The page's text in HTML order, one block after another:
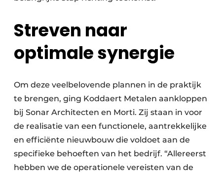
Streven naar
optimale synergie
Om deze veelbelovende plannen in de praktijk
te brengen, ging Koddaert Metalen aankloppen
bij Sonar Architecten en Morti. Zij staan in voor
de realisatie van een functionele, aantrekkelijke
en efficiënte nieuwbouw die voldoet aan de
specifieke behoeften van het bedrijf. “Allereerst
hebben we de operationele vereisten van de